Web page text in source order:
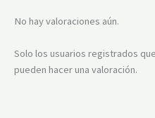
No hay valoraciones aún.
Solo los usuarios registrados
pueden hacer una valoración.